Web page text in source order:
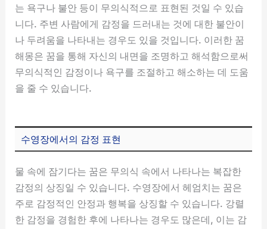
는 욕구나 불안 등이 무의식적으로 표현된 것일 수 있습
니다. 주변 사람에게 감정을 드러내는 것에 대한 불안이
나 두려움을 나타내는 경우도 있을 것입니다. 이러한 꿈
해몽은 꿈을 통해 자신의 내면을 조명하고 해석함으로써
무의식적인 감정이나 욕구를 조절하고 해소하는 데 도움
을 줄 수 있습니다.
수영장에서의 감정 표현
물 속에 잠기다는 꿈은 무의식 속에서 나타나는 복잡한
감정의 상징일 수 있습니다. 수영장에서 헤엄치는 꿈은
주로 감정적인 안정과 행복을 상징할 수 있습니다. 강렬
한 감정을 경험한 후에 나타나는 경우도 많은데, 이는 감